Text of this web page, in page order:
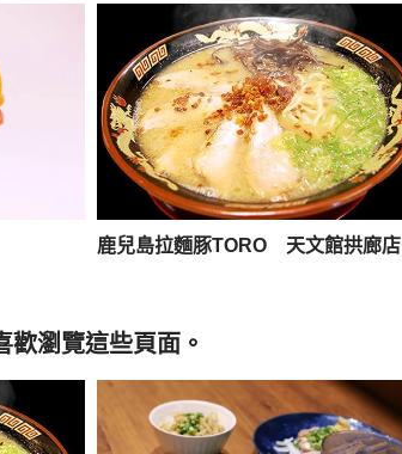
鹿兒島拉麵豚TORO 天文館拱廊店
歡瀏覽這些頁面。